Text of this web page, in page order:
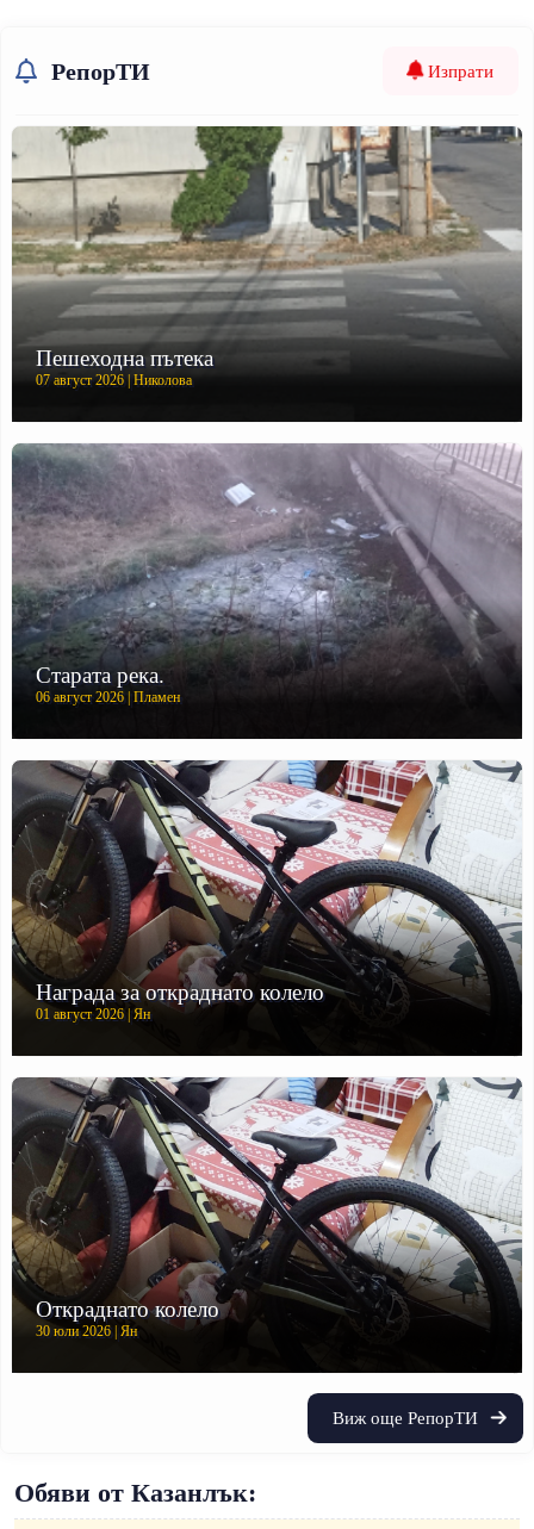
РепорТИ Изпрати
Пешеходна пътека
07 август 2026 | Николова
Старата река.
06 август 2026 | Пламен
Награда за откраднато колело
01 август 2026 | Ян
Откраднато колело
30 юли 2026 | Ян
Виж още РепорТИ
Обяви от Казанлък: